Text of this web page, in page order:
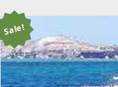
Sale!